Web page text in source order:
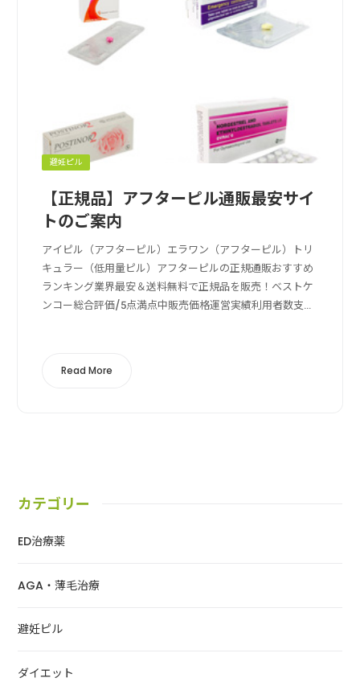
避妊ピル
【正規品】アフターピル通販最安サイ
トのご案内
アイピル（アフターピル）エラワン（アフターピル）トリ
キュラー（低用量ピル）アフターピルの正規通販おすすめ
ランキング業界最安＆送料無料で正規品を販売！ベストケ
ンコー総合評価/5点満点中販売価格運営実績利用者数支払
Read More
カテゴリー
ED治療薬
AGA・薄毛治療
避妊ピル
ダイエット